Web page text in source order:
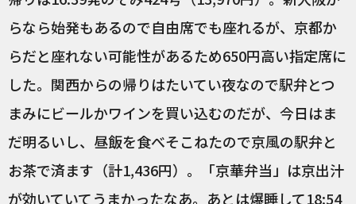
らなら始発もあるので自由席でも座れるが、京都か
らだと座れない可能性があるため650円高い指定席に
した。関西からの帰りはたいてい夜なので駅弁とつ
まみにビールかワインを買い込むのだが、今日はま
だ明るいし、昼飯を食べそこねたので京風の駅弁と
お茶で済ます（計1,436円）。「京華弁当」は京出汁
が効いていてうまかったなあ。あとは爆睡して18:54